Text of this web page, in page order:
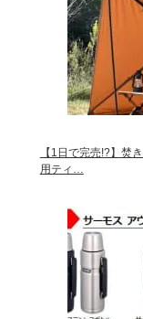
【1日で完売!?】焚
用ティ…